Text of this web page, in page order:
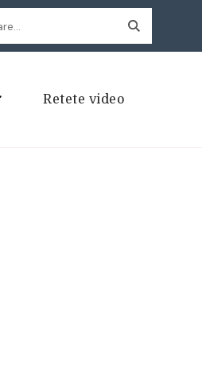
Retete video